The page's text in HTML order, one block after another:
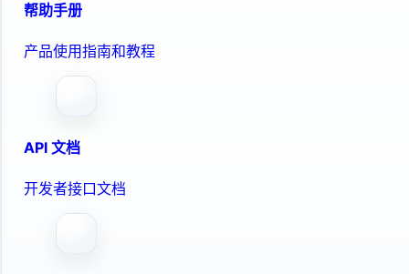
帮助手册
产品使用指南和教程
API 文档
开发者接口文档